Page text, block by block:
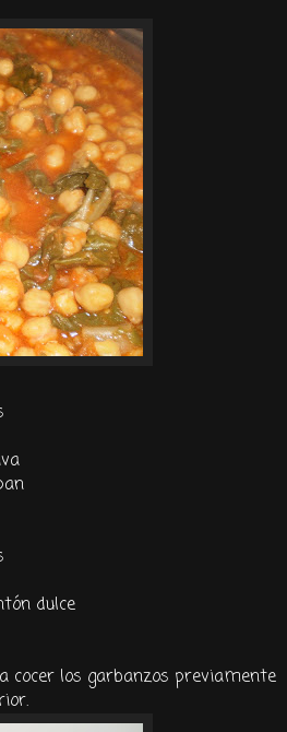
dulce
cocer los garbanzos previamente